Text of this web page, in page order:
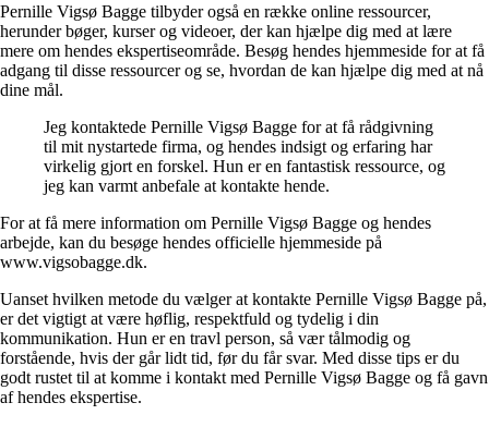
Pernille Vigsø Bagge tilbyder også en række online ressourcer,
herunder bøger, kurser og videoer, der kan hjælpe dig med at lære
mere om hendes ekspertiseområde. Besøg hendes hjemmeside for at få
adgang til disse ressourcer og se, hvordan de kan hjælpe dig med at nå
dine mål.
Jeg kontaktede Pernille Vigsø Bagge for at få rådgivning
til mit nystartede firma, og hendes indsigt og erfaring har
virkelig gjort en forskel. Hun er en fantastisk ressource, og
jeg kan varmt anbefale at kontakte hende.
For at få mere information om Pernille Vigsø Bagge og hendes
arbejde, kan du besøge hendes officielle hjemmeside på
www.vigsobagge.dk.
Uanset hvilken metode du vælger at kontakte Pernille Vigsø Bagge på,
er det vigtigt at være høflig, respektfuld og tydelig i din
kommunikation. Hun er en travl person, så vær tålmodig og
forstående, hvis der går lidt tid, før du får svar. Med disse tips er du
godt rustet til at komme i kontakt med Pernille Vigsø Bagge og få gavn
af hendes ekspertise.